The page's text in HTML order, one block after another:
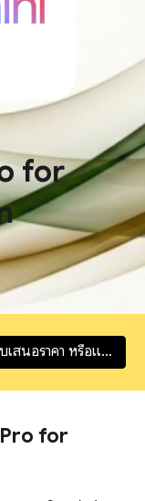
for
👉กรอกแบบฟอร์มแจ้ง ความประสงค์ขอใบเสนอราคา หรือแจ้งชำระเงิน!!! Google AI Pro for Education
for